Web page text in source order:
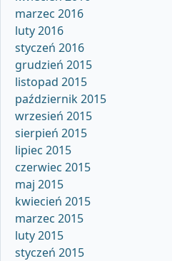
marzec 2016
luty 2016
styczeń 2016
grudzień 2015
listopad 2015
październik 2015
wrzesień 2015
sierpień 2015
lipiec 2015
czerwiec 2015
maj 2015
kwiecień 2015
marzec 2015
luty 2015
styczeń 2015